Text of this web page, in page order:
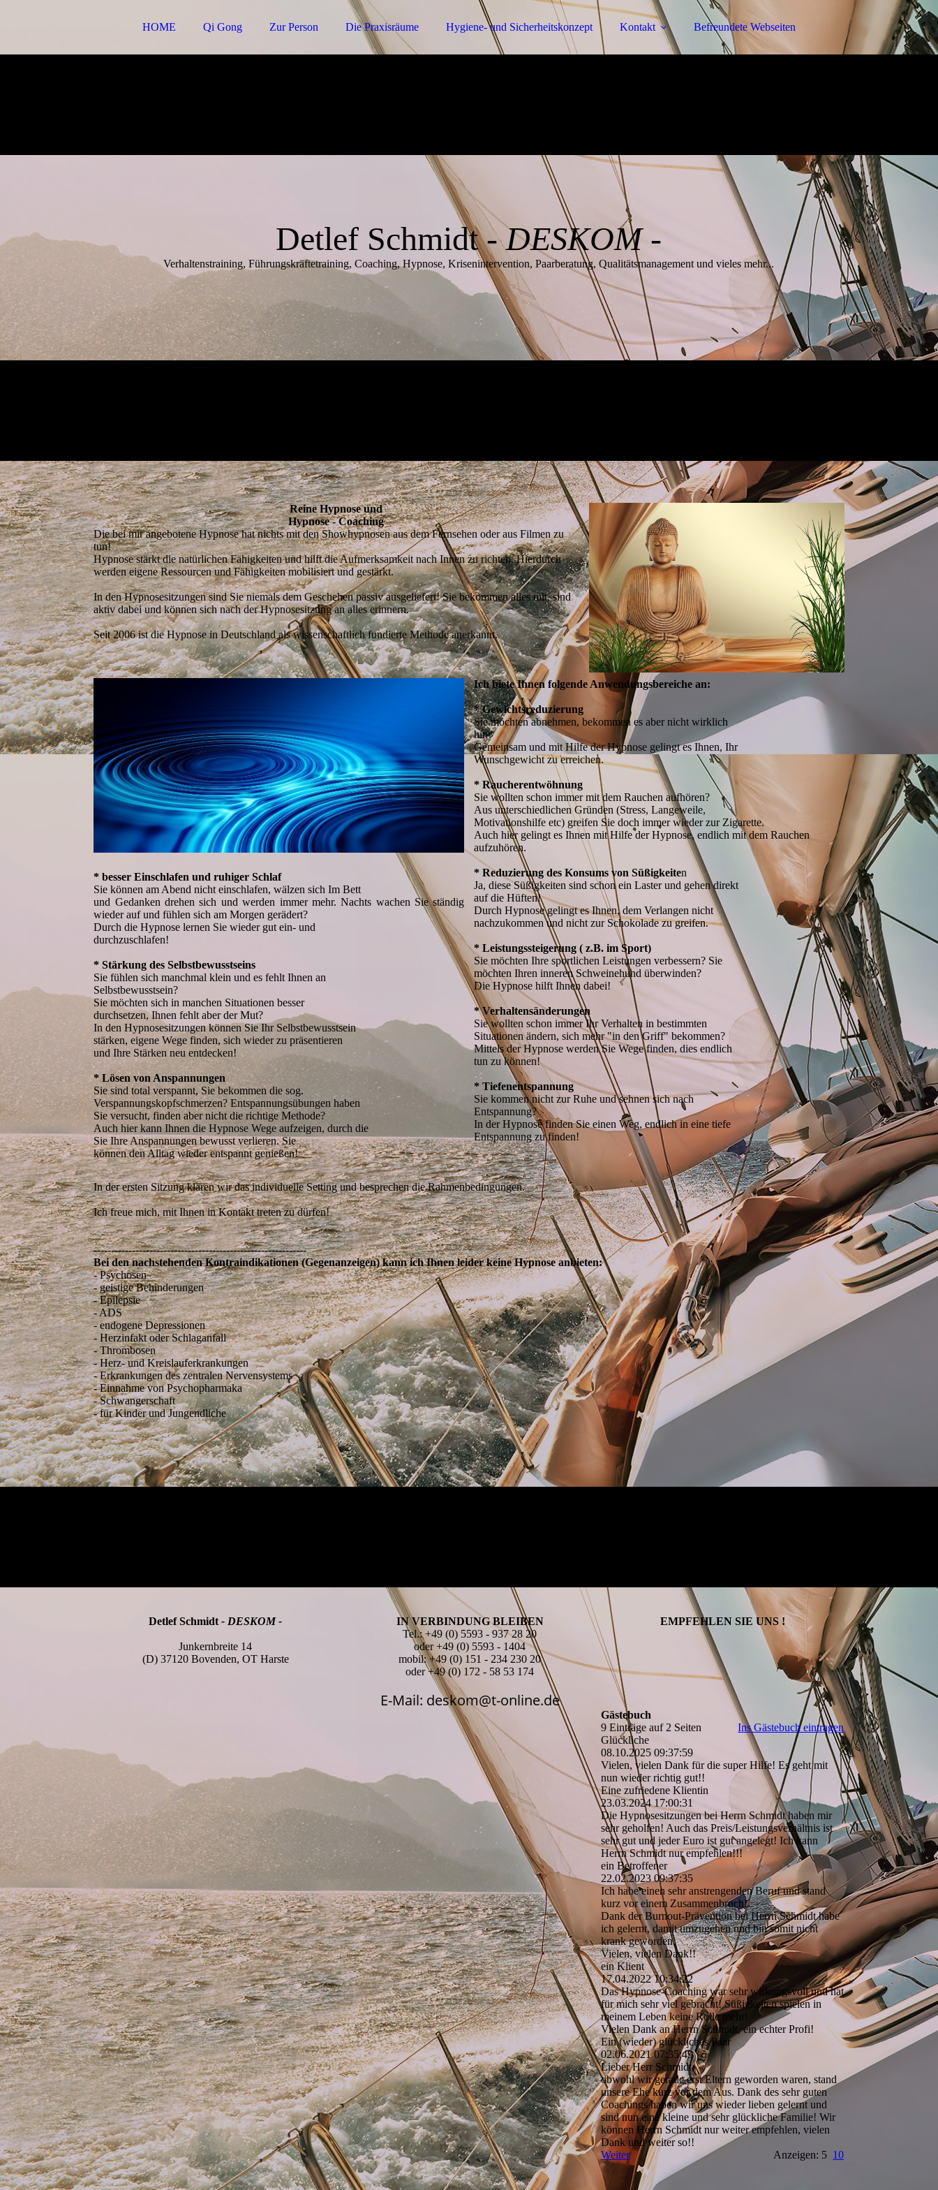
HOME Qi Gong Zur Person Die Praxisräume Hygiene- und Sicherheitskonzept Kontakt Befreundete Webseiten
Detlef Schmidt- DESKOM -
Verhaltenstraining, Führungskräftetraining, Coaching, Hypnose, Krisenintervention, Paarberatung, Qualitätsmanagement und vieles mehr...
Reine Hypnose und
Hypnose - Coaching
Die bei mir angebotene Hypnose hat nichts mit den Showhypnosen aus dem Fernsehen oder aus Filmen zu
tun!
Hypnose stärkt die natürlichen Fähigkeiten und hilft die Aufmerksamkeit nach Innen zu richten. Hierdurch
werden eigene Ressourcen und Fähigkeiten mobilisiert und gestärkt.
In den Hypnosesitzungen sind Sie niemals dem Geschehen passiv ausgeliefert! Sie bekommen alles mit, sind
aktiv dabei und können sich nach der Hypnosesitzung an alles erinnern.
Seit 2006 ist die Hypnose in Deutschland als wissenschaftlich fundierte Methode anerkannt.
* besser Einschlafen und ruhiger Schlaf
Sie können am Abend nicht einschlafen, wälzen sich Im Bett
und Gedanken drehen sich und werden immer mehr. Nachts wachen Sie ständig
wieder auf und fühlen sich am Morgen gerädert?
Durch die Hypnose lernen Sie wieder gut ein- und
durchzuschlafen!
* Stärkung des Selbstbewusstseins
Sie fühlen sich manchmal klein und es fehlt Ihnen an
Selbstbewusstsein?
Sie möchten sich in manchen Situationen besser
durchsetzen, Ihnen fehlt aber der Mut?
In den Hypnosesitzungen können Sie Ihr Selbstbewusstsein
stärken, eigene Wege finden, sich wieder zu präsentieren
und Ihre Stärken neu entdecken!
* Lösen von Anspannungen
Sie sind total verspannt, Sie bekommen die sog.
Verspannungskopfschmerzen? Entspannungsübungen haben
Sie versucht, finden aber nicht die richtige Methode?
Auch hier kann Ihnen die Hypnose Wege aufzeigen, durch die
Sie Ihre Anspannungen bewusst verlieren. Sie
können den Alltag wieder entspannt genießen!
Ich biete Ihnen folgende Anwendungsbereiche an:
* Gewichtsreduzierung
Sie möchten abnehmen, bekommen es aber nicht wirklich
hin?
Gemeinsam und mit Hilfe der Hypnose gelingt es Ihnen, Ihr
Wunschgewicht zu erreichen.
* Raucherentwöhnung
Sie wollten schon immer mit dem Rauchen aufhören?
Aus unterschiedlichen Gründen (Stress, Langeweile,
Motivationshilfe etc) greifen Sie doch immer wieder zur Zigarette.
Auch hier gelingt es Ihnen mit Hilfe der Hypnose, endlich mit dem Rauchen
aufzuhören.
* Reduzierung des Konsums von Süßigkeiten
Ja, diese Süßigkeiten sind schon ein Laster und gehen direkt
auf die Hüften!
Durch Hypnose gelingt es Ihnen, dem Verlangen nicht
nachzukommen und nicht zur Schokolade zu greifen.
* Leistungssteigerung ( z.B. im Sport)
Sie möchten Ihre sportlichen Leistungen verbessern? Sie
möchten Ihren inneren Schweinehund überwinden?
Die Hypnose hilft Ihnen dabei!
* Verhaltensänderungen
Sie wollten schon immer Ihr Verhalten in bestimmten
Situationen ändern, sich mehr "in den Griff" bekommen?
Mittels der Hypnose werden Sie Wege finden, dies endlich
tun zu können!
* Tiefenentspannung
Sie kommen nicht zur Ruhe und sehnen sich nach
Entspannung?
In der Hypnose finden Sie einen Weg, endlich in eine tiefe
Entspannung zu finden!
In der ersten Sitzung klären wir das individuelle Setting und besprechen die Rahmenbedingungen.
Ich freue mich, mit Ihnen in Kontakt treten zu dürfen!
-------------------------------------------------------------
Bei den nachstehenden Kontraindikationen (Gegenanzeigen) kann ich Ihnen leider keine Hypnose anbieten:
- Psychosen
- geistige Behinderungen
- Epilepsie
- ADS
- endogene Depressionen
- Herzinfakt oder Schlaganfall
- Thrombosen
- Herz- und Kreislauferkrankungen
- Erkrankungen des zentralen Nervensystems
- Einnahme von Psychopharmaka
- Schwangerschaft
- für Kinder und Jungendliche
Detlef Schmidt- DESKOM -
Junkernbreite 14
(D) 37120 Bovenden, OT Harste
IN VERBINDUNG BLEIBEN
Tel.: +49 (0) 5593 - 937 28 20
oder +49 (0) 5593 - 1404
mobil: +49 (0) 151 - 234 230 20
oder +49 (0) 172 - 58 53 174
E-Mail: deskom@t-online.de
EMPFEHLEN SIE UNS !
Gästebuch
9 Einträge auf 2 Seiten
Ins Gästebuch eintragen
Glückliche
08.10.2025 09:37:59
Vielen, vielen Dank für die super Hilfe! Es geht mit
nun wieder richtig gut!!
Eine zufriedene Klientin
23.03.2024 17:00:31
Die Hypnosesitzungen bei Herrn Schmidt haben mir
sehr geholfen! Auch das Preis/­Leistungsverhä­ltnis ist
sehr gut und jeder Euro ist gut angelegt! Ich kann
Herrn Schmidt nur empfehlen!!!
ein Betroffener
22.02.2023 09:37:35
Ich habe einen sehr anstrengenden Beruf und stand
kurz vor einem Zusammenbruch!
Dank der Burnout-Prävention bei Herrn Schmidt habe
ich gelernt, damit umzugehen und bin somit nicht
krank geworden.
Vielen, vielen Dank!!
ein Klient
17.04.2022 10:34:22
Das Hypnose-Coaching war sehr wirkungsvoll und hat
für mich sehr viel gebracht! Süßigkeiten spielen in
meinem Leben keine Rolle mehr!
Vielen Dank an Herrn Schmidt, ein echter Profi!
Ein (wieder) glückliches Paar
02.06.2021 07:35:49
Lieber Herr Schmidt,
obwohl wir gerade erst Eltern geworden waren, stand
unsere Ehe kurz vor dem Aus. Dank des sehr guten
Coachings haben wir uns wieder lieben gelernt und
sind nun eine kleine und sehr glückliche Familie! Wir
können Herrn Schmidt nur weiter empfehlen, vielen
Dank und weiter so!!
Weiter
Anzeigen: 5 10